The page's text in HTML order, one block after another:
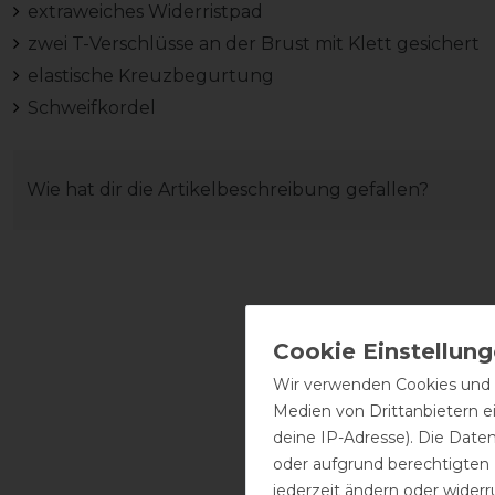
extraweiches Widerristpad
zwei T-Verschlüsse an der Brust mit Klett gesichert
elastische Kreuzbegurtung
Schweifkordel
Wie hat dir die Artikelbeschreibung gefallen?
Wir verwenden Cookies
Medien von Drittanbietern
deine IP-Adresse). Die
oder aufgrund berechtigten
jederzeit ändern oder